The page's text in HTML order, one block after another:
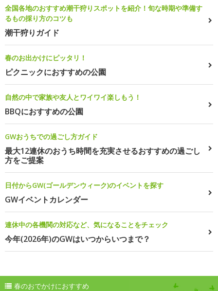
全国各地のおすすめ潮干狩りスポットを紹介！旬な時期や準備す
るもの採り方のコツも
潮干狩りガイド
春のお出かけにピッタリ！
ピクニックにおすすめの公園
自然の中で家族や友人とワイワイ楽しもう！
BBQにおすすめの公園
GWおうちでの過ごし方ガイド
最大12連休のおうち時間を充実させるおすすめの過ごし
方をご提案
日付からGW(ゴールデンウィーク)のイベントを探す
GWイベントカレンダー
連休中の各機関の対応など、気になることをチェック
今年(2026年)のGWはいつからいつまで？
春のおでかけにおすすめ